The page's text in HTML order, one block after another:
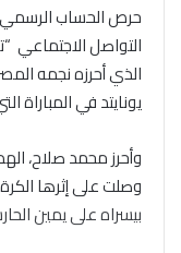
حرص الحساب
التواصل الاجتماعي
الذي أحرزه نجمه
يونايتد في المباراة التي انتهت
وأحرز محمد صلاح،
وصلت على إثرها
بيسراه على يمين